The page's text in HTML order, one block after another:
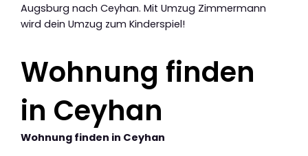
Augsburg nach Ceyhan. Mit Umzug Zimmermann
wird dein Umzug zum Kinderspiel!
Wohnung finden
in Ceyhan
Wohnung finden in Ceyhan